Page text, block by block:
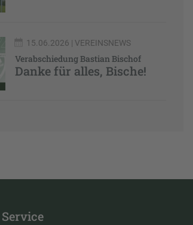
15.06.2026 | VEREINSNEWS
Verabschiedung Bastian Bischof
Danke für alles, Bische!
Service